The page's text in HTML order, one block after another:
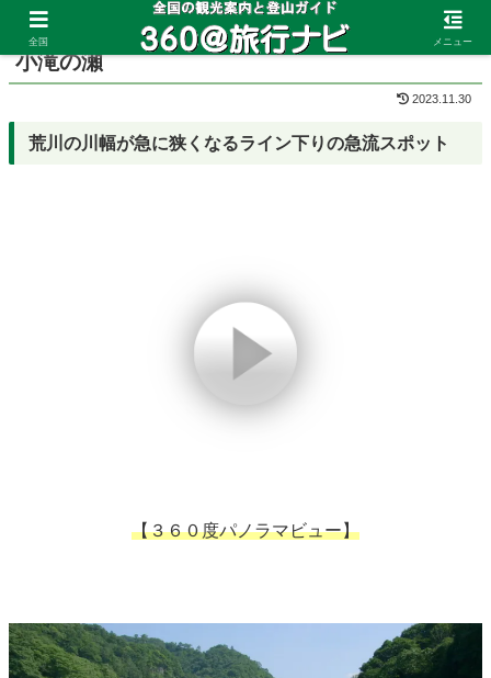
ホーム 埼玉県 長瀞
小滝の瀬
2023.11.30
荒川の川幅が急に狭くなるライン下りの急流スポット
【３６０度パノラマビュー】
全国 メニュー